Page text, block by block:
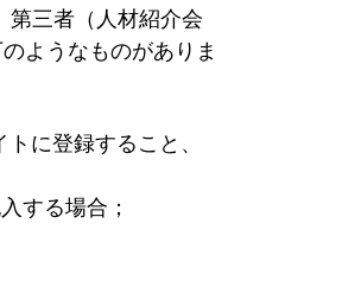
第三者（人材紹介会
ようなものがありま
に登録すること、
する場合；